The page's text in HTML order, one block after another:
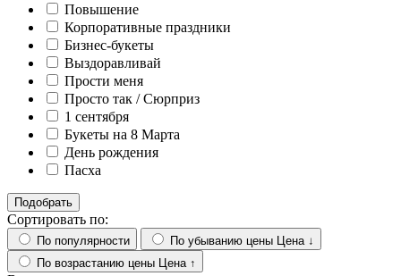
Повышение
Корпоративные праздники
Бизнес-букеты
Выздоравливай
Прости меня
Просто так / Сюрприз
1 сентября
Букеты на 8 Марта
День рождения
Пасха
Подобрать
Сортировать по:
По популярности По убыванию цены
Цена ↓
По возрастанию цены
Цена ↑